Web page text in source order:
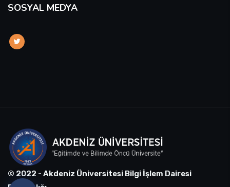
SOSYAL MEDYA
© 2022 - Akdeniz Üniversitesi Bilgi İşlem Dairesi